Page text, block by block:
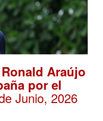
Araújo
por el
Junio, 2026